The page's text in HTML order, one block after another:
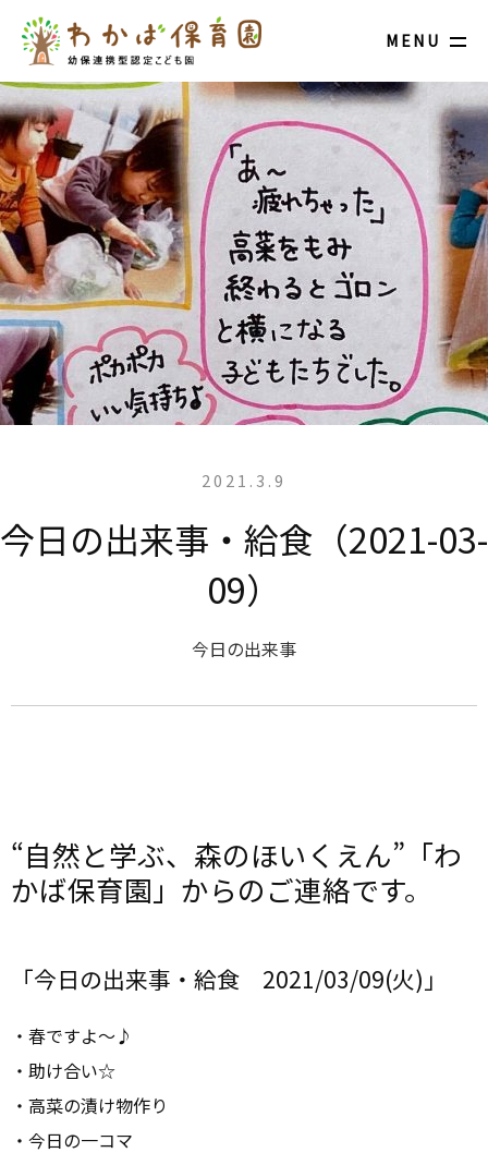
MENU
2021.3.9
今日の出来事・給食（2021-03-
09）
今日の出来事
“自然と学ぶ、森のほいくえん”「わ
かば保育園」からのご連絡です。
「今日の出来事・給食 2021/03/09(火)」
・春ですよ～♪
・助け合い☆
・高菜の漬け物作り
・今日の一コマ